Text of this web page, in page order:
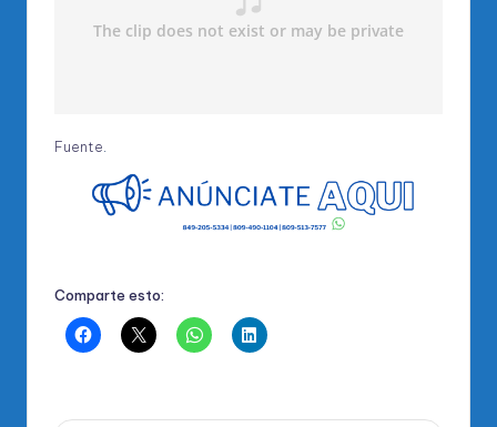
Fuente
Comparte esto: